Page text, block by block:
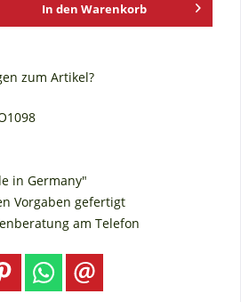
In den Warenkorb
zum Artikel?
in Germany"
Vorgaben gefertigt
am Telefon